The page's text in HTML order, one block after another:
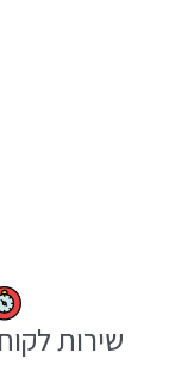
שירות